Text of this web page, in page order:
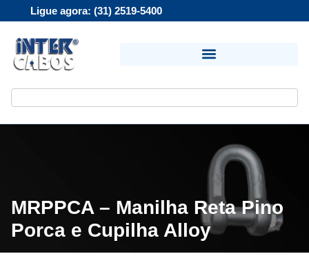
Ligue agora: (31) 2519-5400
MRPPCA – Manilha Reta Pino
Porca e Cupilha Alloy